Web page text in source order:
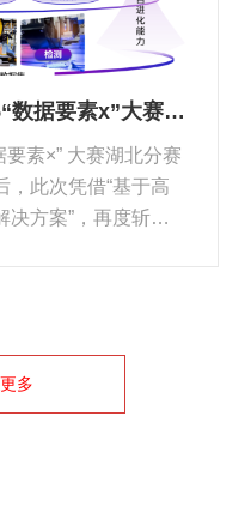
华工赛百再度荣获2025“数据要素x”大赛湖北分赛一等奖！
素×” 大赛湖北分赛
，此次凭借“基于高
方案”，再度斩获2
多